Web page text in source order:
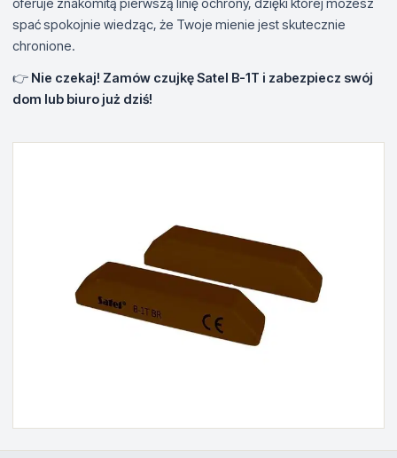
spać spokojnie wiedząc, że Twoje mienie jest skutecznie
chronione.
👉 Nie czekaj! Zamów czujkę Satel B-1T i zabezpiecz swój
dom lub biuro już dziś!